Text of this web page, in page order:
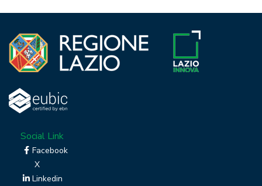
Social Link
Facebook
X
Linkedin